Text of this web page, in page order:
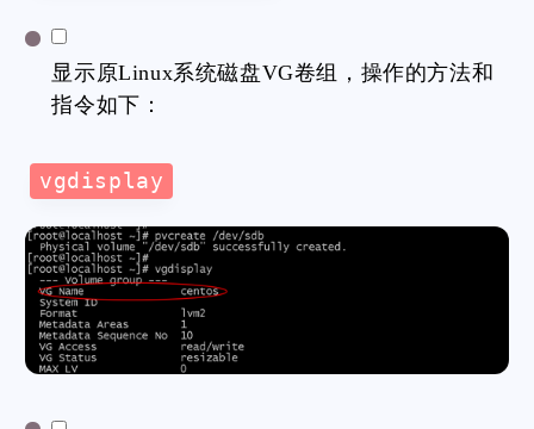
显示原Linux系统磁盘VG卷组，操作的方法和
指令如下：
vgdisplay